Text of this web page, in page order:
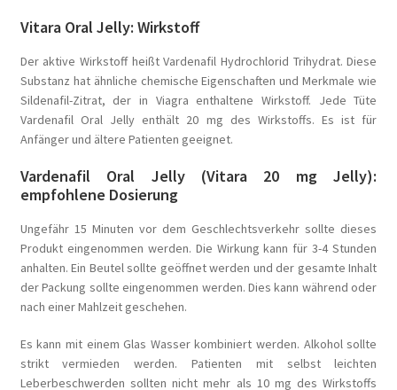
Vitara Oral Jelly: Wirkstoff
Der aktive Wirkstoff heißt Vardenafil Hydrochlorid Trihydrat. Diese
Substanz hat ähnliche chemische Eigenschaften und Merkmale wie
Sildenafil-Zitrat, der in Viagra enthaltene Wirkstoff. Jede Tüte
Vardenafil Oral Jelly enthält 20 mg des Wirkstoffs. Es ist für
Anfänger und ältere Patienten geeignet.
Vardenafil Oral Jelly (Vitara 20 mg Jelly):
empfohlene Dosierung
Ungefähr 15 Minuten vor dem Geschlechtsverkehr sollte dieses
Produkt eingenommen werden. Die Wirkung kann für 3-4 Stunden
anhalten. Ein Beutel sollte geöffnet werden und der gesamte Inhalt
der Packung sollte eingenommen werden. Dies kann während oder
nach einer Mahlzeit geschehen.
Es kann mit einem Glas Wasser kombiniert werden. Alkohol sollte
strikt vermieden werden. Patienten mit selbst leichten
Leberbeschwerden sollten nicht mehr als 10 mg des Wirkstoffs